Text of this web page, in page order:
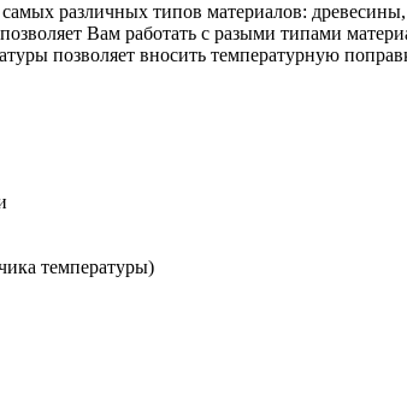
различных типов материалов:
Вам работать с разыми типами
позволяет вносить температурную
температуры)